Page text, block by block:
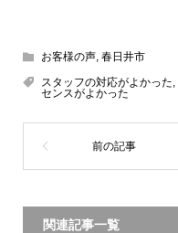
お客様の声, 春日井市
スタッフの対応がよかった,
センスがよかった
関連記事一覧